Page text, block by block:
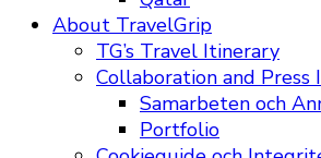
About TravelGrip
TG’s Travel Itinerary
Collaboration and Press
Samarbeten och
Portfolio